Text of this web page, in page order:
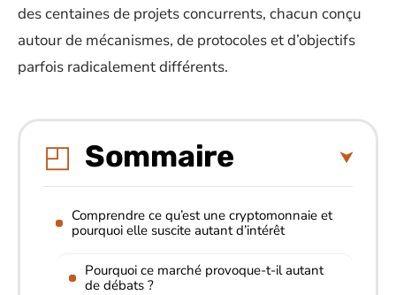
des centaines de projets concurrents, chacun conçu
autour de mécanismes, de protocoles et d’objectifs
parfois radicalement différents.
Sommaire
Comprendre ce qu’est une cryptomonnaie et
pourquoi elle suscite autant d’intérêt
Pourquoi ce marché provoque-t-il autant
de débats ?